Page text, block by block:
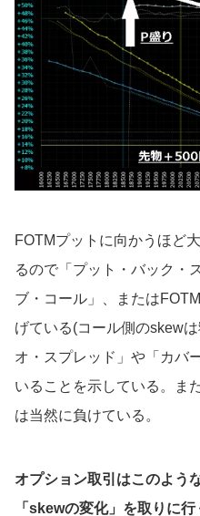
FOTMプットに向かうほど
るので「プット・バック・
ブ・コール」、または
げている(コール側のskew
オ・スプレッド」や「カバ
いることを示している。ま
は当然に負けている。
オプション取引はこのよう
「skewの変化」を取りに